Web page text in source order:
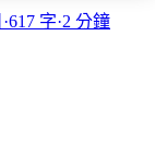
·617 字·2 分鐘